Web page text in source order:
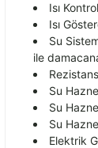
Isı
Isı G
Su
ile
Su
Su
Su
Elektrik G